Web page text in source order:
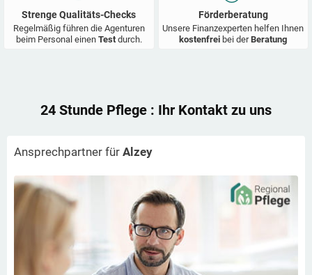
Strenge Qualitäts-Checks
Regelmäßig führen die Agenturen
beim Personal einen Test durch.
Förderberatung
Unsere Finanzexperten helfen Ihnen
kostenfrei bei derBeratung
24 Stunde Pflege : Ihr Kontakt zu uns
Ansprechpartner für Alzey